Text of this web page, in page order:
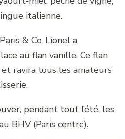
italienne.
& Co, Lionel a
au flan vanille. Ce flan
ravira tous les amateurs
pendant tout l’été, les
BHV (Paris centre).